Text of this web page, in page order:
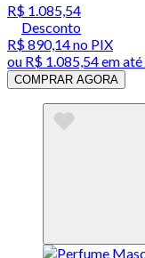
R$ 1.085,54
Desconto
R$ 890,14no PIX
ou R$ 1.085,54em até
COMPRAR AGORA